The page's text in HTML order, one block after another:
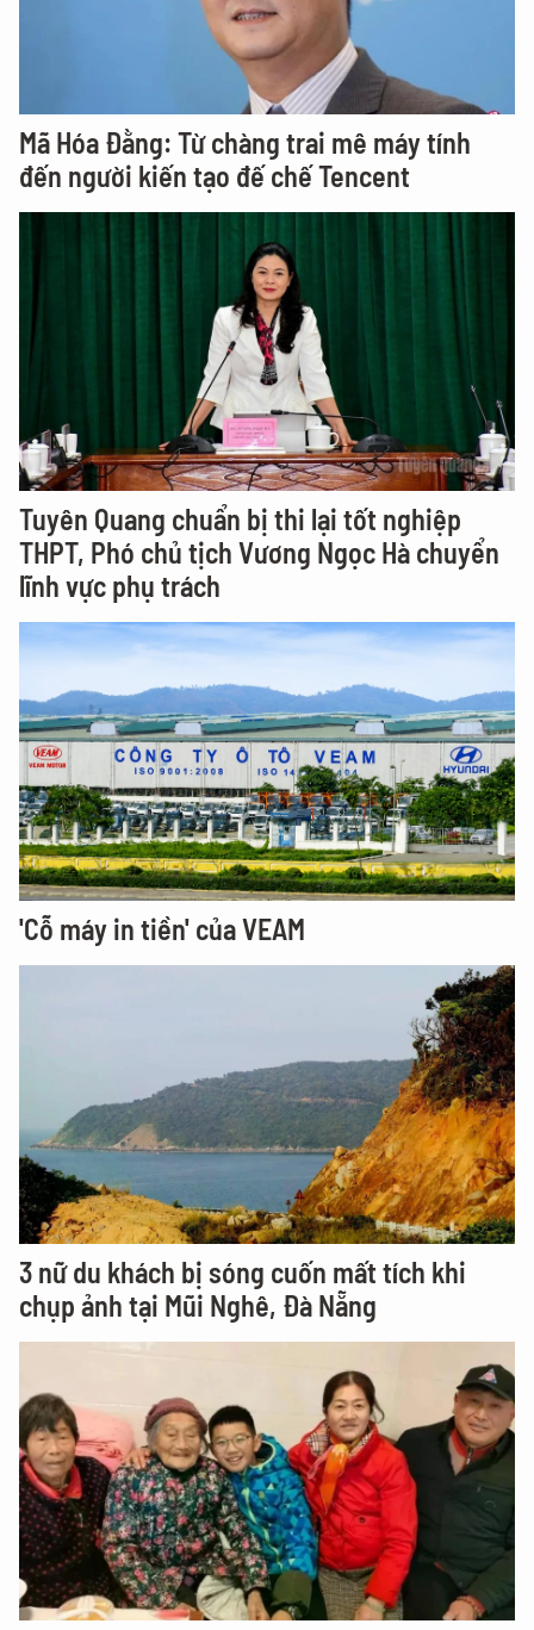
Mã Hóa Đằng: Từ chàng trai mê máy tính
đến người kiến tạo đế chế Tencent
Tuyên Quang chuẩn bị thi lại tốt nghiệp
THPT, Phó chủ tịch Vương Ngọc Hà chuyển
lĩnh vực phụ trách
'Cỗ máy in tiền' của VEAM
3 nữ du khách bị sóng cuốn mất tích khi
chụp ảnh tại Mũi Nghê, Đà Nẵng